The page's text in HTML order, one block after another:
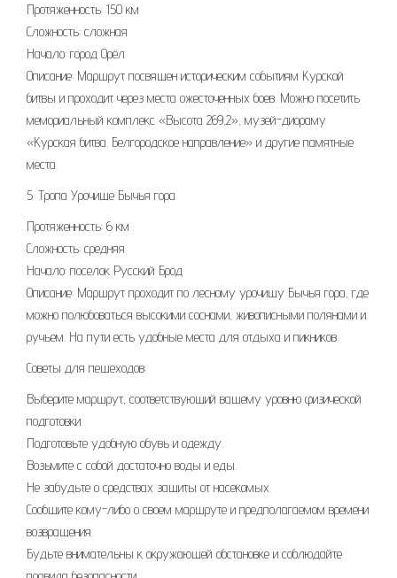
Протяженность: 150 км
Сложность: сложная
Начало: город Орёл
Описание: Маршрут посвящен историческим событиям Курской
битвы и проходит через места ожесточенных боев. Можно посетить
мемориальный комплекс «Высота 269,2», музей-диораму
«Курская битва. Белгородское направление» и другие памятные
места.
5. Тропа Урочище Бычья гора
Протяженность: 6 км
Сложность: средняя
Начало: поселок Русский Брод
Описание: Маршрут проходит по лесному урочищу Бычья гора, где
можно полюбоваться высокими соснами, живописными полянами и
ручьем. На пути есть удобные места для отдыха и пикников.
Советы для пешеходов:
Выберите маршрут, соответствующий вашему уровню физической
подготовки.
Подготовьте удобную обувь и одежду.
Возьмите с собой достаточно воды и еды.
Не забудьте о средствах защиты от насекомых.
Сообщите кому-либо о своем маршруте и предполагаемом времени
возвращения.
Будьте внимательны к окружающей обстановке и соблюдайте